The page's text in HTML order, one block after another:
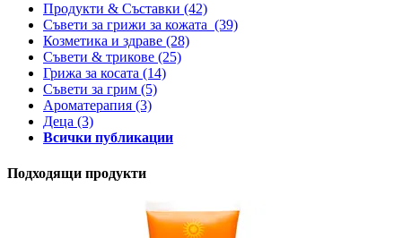
Продукти & Съставки (42)
Съвети за грижи за кожата (39)
Козметика и здраве (28)
Съвети & трикове (25)
Грижа за косата (14)
Съвети за грим (5)
Ароматерапия (3)
Деца (3)
Всички публикации
Подходящи продукти